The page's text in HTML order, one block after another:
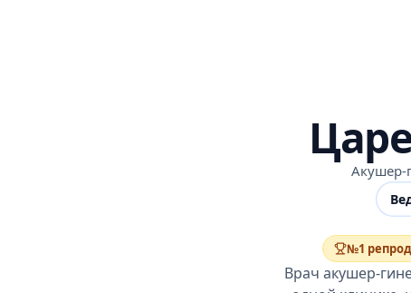
Акушер-
№1
Врач акушер-